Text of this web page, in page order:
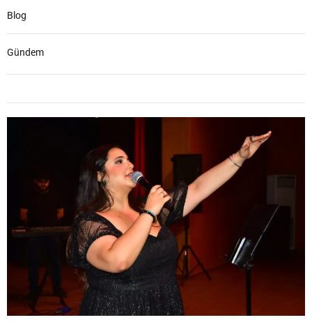
Blog
Gündem